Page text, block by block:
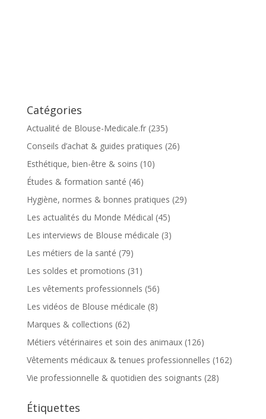
Catégories
Actualité de Blouse-Medicale.fr(235)
Conseils d’achat & guides pratiques (26)
Esthétique, bien-être & soins (10)
Études & formation santé (46)
Hygiène, normes & bonnes pratiques (29)
Les actualités du Monde Médical (45)
Les interviews de Blouse médicale (3)
Les métiers de la santé (79)
Les soldes et promotions (31)
Les vêtements professionnels (56)
Les vidéos de Blouse médicale (8)
Marques & collections (62)
Métiers vétérinaires et soin des animaux(126)
Vêtements médicaux & tenues professionnelles (162)
Vie professionnelle & quotidien des soignants (28)
Étiquettes